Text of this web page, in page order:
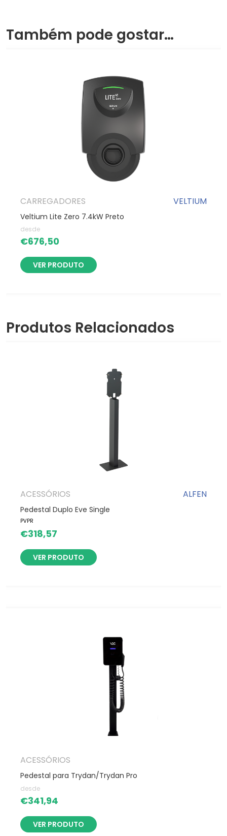
Também pode gostar…
CARREGADORES VELTIUM
Veltium Lite Zero 7.4kW Preto
desde
€676,50
VER PRODUTO
Produtos Relacionados
ACESSÓRIOS ALFEN
Pedestal Duplo Eve Single
PVPR
€318,57
VER PRODUTO
ACESSÓRIOS
Pedestal para Trydan/Trydan Pro
desde
€341,94
VER PRODUTO